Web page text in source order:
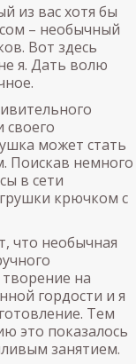
из вас хотя бы
– необычный
Вот здесь
я. Дать волю
своего
может стать
Поискав немного
в сети
крючком с
что необычная
на
гордости и я
Тем
это показалось
занятием.